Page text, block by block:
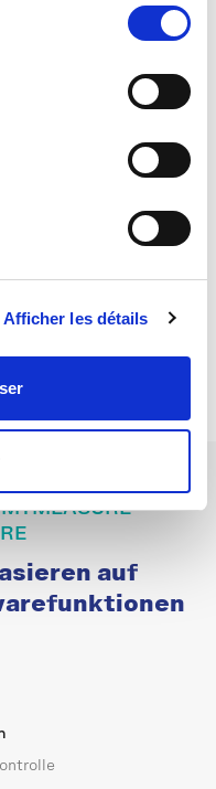
Afficher les détails
auf